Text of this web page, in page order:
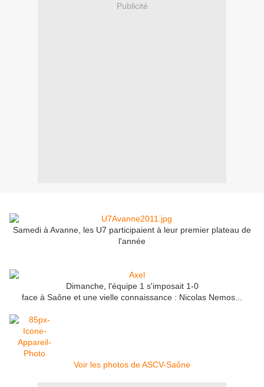
Publicité
Samedi à Avanne, les U7 participaient à leur premier plateau de
l'année
Dimanche, l'équipe 1 s'imposait 1-0
face à Saône et une vielle connaissance : Nicolas Nemos...
Voir les photos de ASCV-Saône